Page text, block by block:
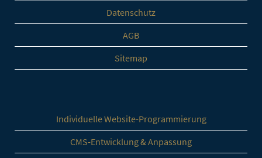
Datenschutz
AGB
Sitemap
Individuelle Website-Programmierung
CMS-Entwicklung & Anpassung